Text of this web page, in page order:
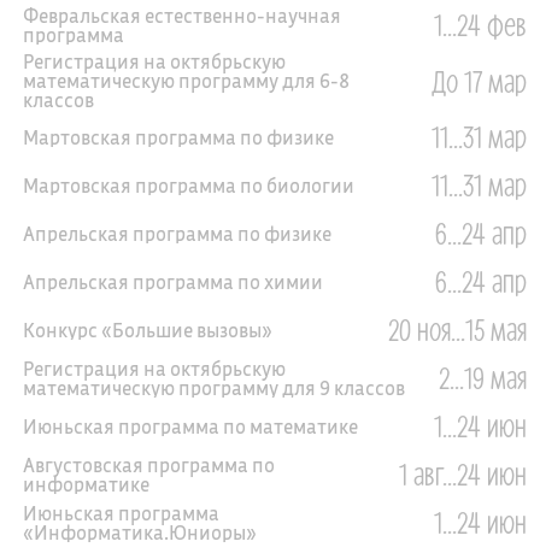
Февральская естественно-научная
программа 1...24 фев
Регистрация на октябрьскую
математическую программу для 6-8
классов
До 17 мар
Мартовская программа по физике 11...31 мар
Мартовская программа по биологии 11...31 мар
Апрельская программа по физике 6...24 апр
Апрельская программа по химии 6...24 апр
Конкурс «Большие вызовы» 20 ноя...15 мая
Регистрация на октябрьскую
математическую программу для 9 классов 2...19 мая
Июньская программа по математике 1...24 июн
Августовская программа по
информатике 1 авг...24 июн
Июньская программа
«Информатика.Юниоры» 1...24 июн